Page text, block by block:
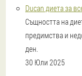
Ducan диета за
Същността на
предимства и
ден.
30 Юли 2025